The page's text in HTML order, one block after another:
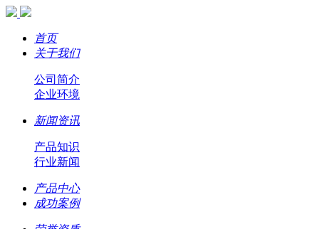
首页
关于我们
公司简介
企业环境
新闻资讯
产品知识
行业新闻
产品中心
成功案例